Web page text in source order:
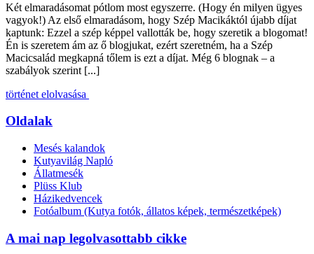
Két elmaradásomat pótlom most egyszerre. (Hogy én milyen ügyes
vagyok!) Az első elmaradásom, hogy Szép Macikáktól újabb díjat
kaptunk: Ezzel a szép képpel vallották be, hogy szeretik a blogomat!
Én is szeretem ám az ő blogjukat, ezért szeretném, ha a Szép
Macicsalád megkapná tőlem is ezt a díjat. Még 6 blognak – a
szabályok szerint [...]
történet elolvasása
Oldalak
Mesés kalandok
Kutyavilág Napló
Állatmesék
Plüss Klub
Házikedvencek
Fotóalbum (Kutya fotók, állatos képek, természetképek)
A mai nap legolvasottabb cikke